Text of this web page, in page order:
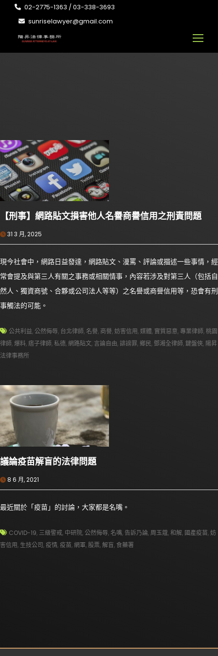
02-2775-1363 / 03-338-3693
sunriselawyer@gmail.com
【刑事】網路貼文損害他人名譽商譽信用之刑責問題
31 3 月, 2025
現今社會中，網路日益發達，網路貼文、漫罵、評論或描述一些事情，經
常會提及與第三人有關之事務或相關情事，內容若涉及對第三人（包括自
然人、獨資商號、合夥或公司法人等等）之名譽或商譽信用等，恐會有刑
事觸法的可能。
公共利益, 公然侮辱, 台北律師,名譽, 商譽,妨害信用,媒體, 實質惡意,專業律師,桃園
律師,爆料,痞子律師,私德,網路貼文, 言論自由,誹謗罪,鄉民, 鄧湘全律師,鍵盤俠, 陽昇
法律事務所
議論疫苗解盲的法律問題
8 6 月, 2021
最近關於「疫苗」的討論，大家都是名嘴。
COVID-19, 三級警戒, 中研院,公然侮辱,名嘴, 告訴乃論, 周玉蔻,和解, 國產疫苗,妨
害信用, 生技公司,疫情,疫苗,網軍,股票,解盲, 食藥署